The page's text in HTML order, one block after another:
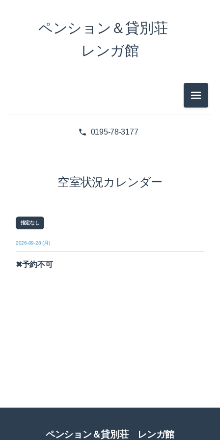
0195-78-3177
ペンション＆貸別荘
レンガ館
メニュ
空室状況カレンダー
指定なし
2026-09-28 (月)
✖予約不可
ペンション＆貸別荘 レンガ館